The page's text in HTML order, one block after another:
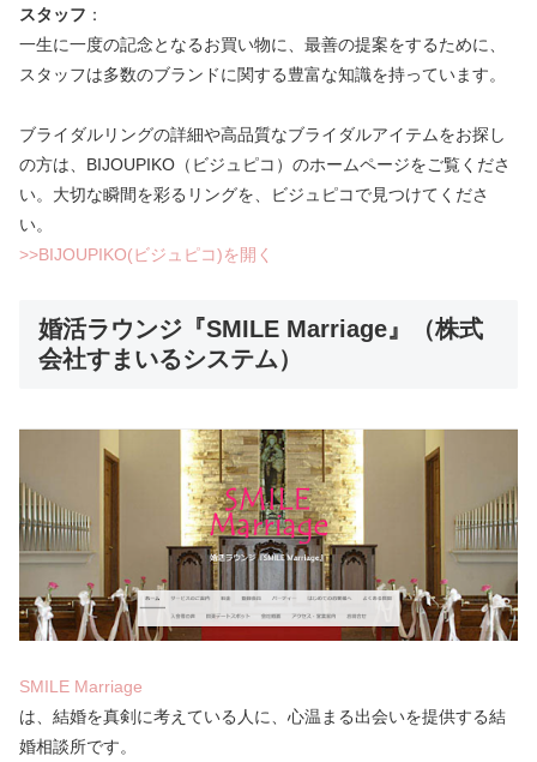
スタッフ ：
一生に一度の記念となるお買い物に、最善の提案をするために、
スタッフは多数のブランドに関する豊富な知識を持っています。
ブライダルリングの詳細や高品質なブライダルアイテムをお探し
の方は、BIJOUPIKO（ビジュピコ）のホームページをご覧くださ
い。大切な瞬間を彩るリングを、ビジュピコで見つけてくださ
い。
>>BIJOUPIKO(ビジュピコ)を開く
婚活ラウンジ『SMILE Marriage』（株式
会社すまいるシステム）
SMILE Marriage
は、結婚を真剣に考えている人に、心温まる出会いを提供する結
婚相談所です。